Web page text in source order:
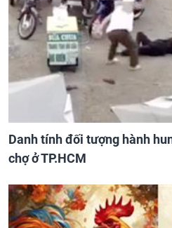
Danh tính đối tượng hành
chợ ở TP.HCM